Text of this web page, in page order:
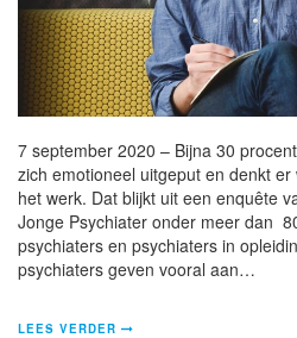
7 september 2020 – Bijna 30
zich emotioneel uitgeput en denkt
het werk. Dat blijkt uit een enquête
Jonge Psychiater onder meer dan
psychiaters en psychiaters in
psychiaters geven vooral aan…
LEES VERDER